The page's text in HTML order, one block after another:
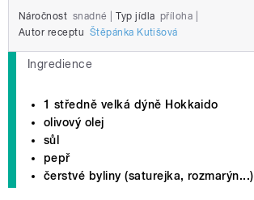
Náročnost snadné Typ jídla příloha
Autor receptu Štěpánka Kutišová
Ingredience
1 středně velká dýně Hokkaido
olivový olej
sůl
pepř
čerstvé byliny (saturejka, rozmarýn...)